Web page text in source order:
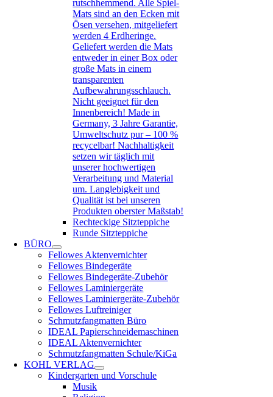
rutschhemmend. Alle Spiel-
Mats sind an den Ecken mit
Ösen versehen, mitgeliefert
werden 4 Erdheringe.
Geliefert werden die Mats
entweder in einer Box oder
große Mats in einem
transparenten
Aufbewahrungsschlauch.
Nicht geeignet für den
Innenbereich! Made in
Germany, 3 Jahre Garantie,
Umweltschutz pur – 100 %
recycelbar! Nachhaltigkeit
setzen wir täglich mit
unserer hochwertigen
Verarbeitung und Material
um. Langlebigkeit und
Qualität ist bei unseren
Produkten oberster Maßstab!
Rechteckige Sitzteppiche
Runde Sitzteppiche
BÜRO
Fellowes Aktenvernichter
Fellowes Bindegeräte
Fellowes Bindegeräte-Zubehör
Fellowes Laminiergeräte
Fellowes Laminiergeräte-Zubehör
Fellowes Luftreiniger
Schmutzfangmatten Büro
IDEAL Papierschneidemaschinen
IDEAL Aktenvernichter
Schmutzfangmatten Schule/KiGa
KOHL VERLAG
Kindergarten und Vorschule
Musik